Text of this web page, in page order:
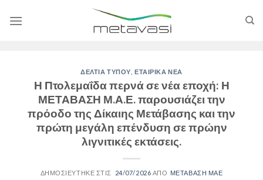
ΔΕΛΤΙΑ ΤΥΠΟΥ ,ΕΤΑΙΡΙΚΑ ΝΕΑ
Η Πτολεμαΐδα περνά σε νέα εποχή: Η
ΜΕΤΑΒΑΣΗ Μ.Α.Ε. παρουσιάζει την
πρόοδο της Δίκαιης Μετάβασης και την
πρώτη μεγάλη επένδυση σε πρώην
λιγνιτικές εκτάσεις.
24/07/2026 ΜΕΤΑΒΑΣΗ ΜΑΕ